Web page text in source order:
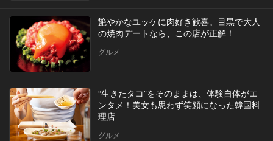
艶やかなユッケに肉好き歓喜。目黒で大人
の焼肉デートなら、この店が正解！
グルメ
“生きたタコ”をそのままは、体験自体がエ
ンタメ！美女も思わず笑顔になった韓国料
理店
グルメ